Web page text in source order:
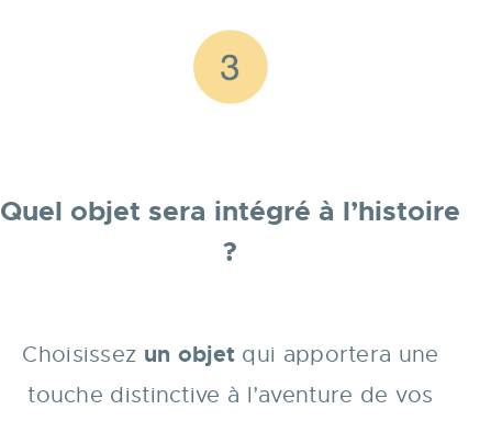
Quel objet sera intégré à l’histoire
?
Choisissez un objet qui apportera une
touche distinctive à l’aventure de vos